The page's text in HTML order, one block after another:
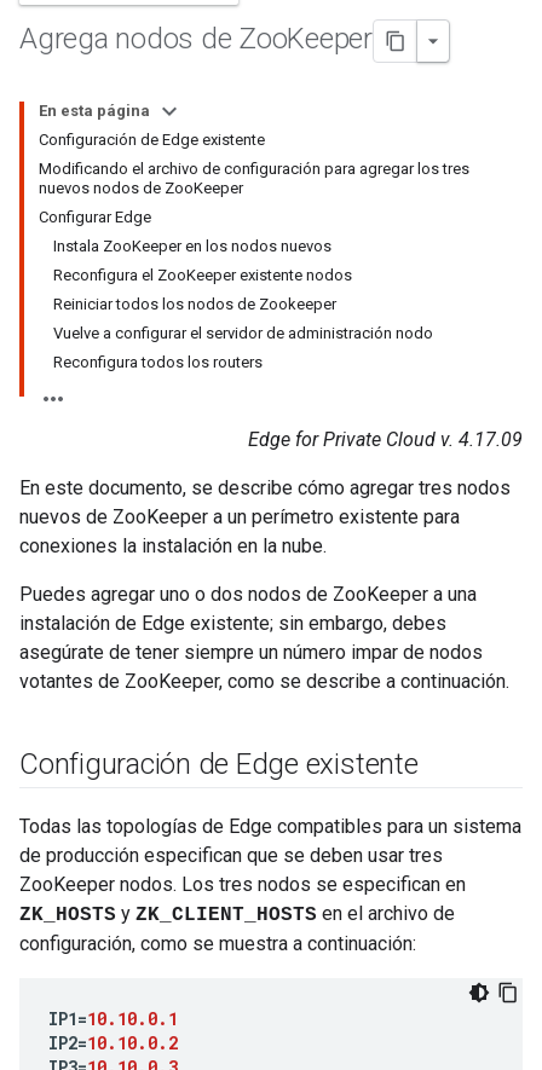
Agrega nodos de ZooKeeper
En esta página
Configuración de Edge existente
Modificando el archivo de configuración para agregar los tres
nuevos nodos de ZooKeeper
Configurar Edge
Instala ZooKeeper en los nodos nuevos
Reconfigura el ZooKeeper existente nodos
Reiniciar todos los nodos de Zookeeper
Vuelve a configurar el servidor de administración nodo
Reconfigura todos los routers
Edge for Private Cloud v. 4.17.09
En este documento, se describe cómo agregar tres nodos
nuevos de ZooKeeper a un perímetro existente para
conexiones la instalación en la nube.
Puedes agregar uno o dos nodos de ZooKeeper a una
instalación de Edge existente; sin embargo, debes
asegúrate de tener siempre un número impar de nodos
votantes de ZooKeeper, como se describe a continuación.
Configuración de Edge existente
Todas las topologías de Edge compatibles para un sistema
de producción especifican que se deben usar tres
ZooKeeper nodos. Los tres nodos se especifican en
ZK_HOSTS y ZK_CLIENT_HOSTS en el archivo de
configuración, como se muestra a continuación:
IP1=10.10.0.1
IP2=10.10.0.2